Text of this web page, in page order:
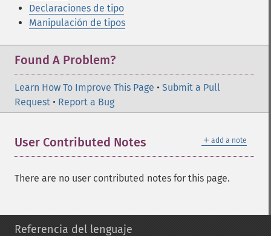
Declaraciones de tipo
Manipulación de tipos
Found A Problem?
Learn How To Improve This Page • Submit a Pull
Request • Report a Bug
＋ add a note
User Contributed Notes
There are no user contributed notes for this page.
Referencia del lenguaje